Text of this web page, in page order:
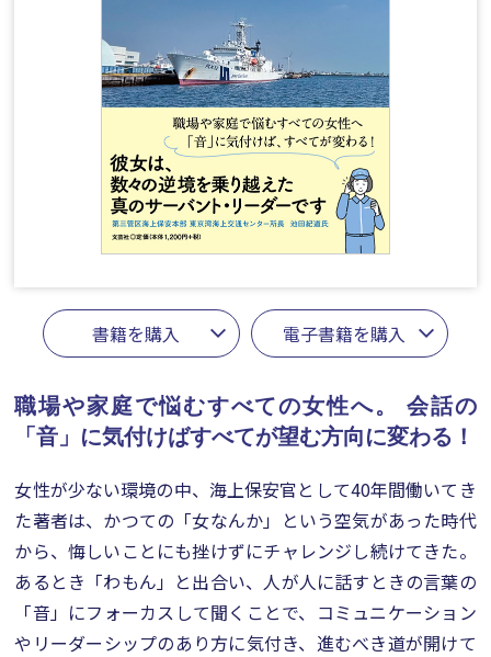
書籍を購入 電子書籍を購入
職場や家庭で悩むすべての女性へ。
会話の
「音」に気付けばすべてが望む方向に変わる！
女性が少ない環境の中、海上保安官として40年間働いてき
た著者は、かつての「女なんか」という空気があった時代
から、悔しいことにも挫けずにチャレンジし続けてきた。
あるとき「わもん」と出合い、人が人に話すときの言葉の
「音」にフォーカスして聞くことで、コミュニケーション
やリーダーシップのあり方に気付き、進むべき道が開けて